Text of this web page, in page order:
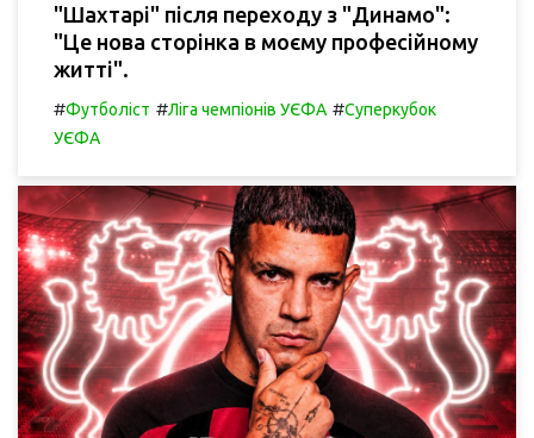
"Шахтарі" після переходу з "Динамо":
"Це нова сторінка в моєму професійному
житті".
#Футболіст #Ліга чемпіонів УЄФА #Суперкубок
УЄФА